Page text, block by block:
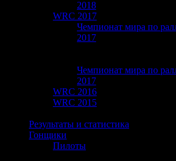
2018
WRC 2017
Чемпионат мира по
2017
Чемпионат мира по
2017
WRC 2016
WRC 2015
Результаты и статистика
Гонщики
Пилоты